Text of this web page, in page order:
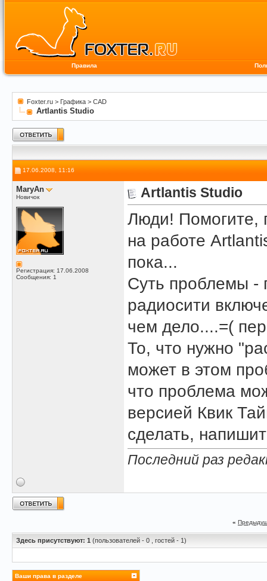
Правила
Foxter.ru > Графика > CAD
Artlantis Studio
17.06.2008, 11:16
MaryAn
Новичок
Регистрация: 17.06.2008
Сообщения: 1
Artlantis Studio
Люди! Помогите,
на работе
пока...
Суть проблемы -
радиосити
чем дело....=(
То, что нужно
может в этом
что проблема
версией Квик
сделать,
Последний раз
«
Здесь присутствуют: 1 (пользователей - 0 , гостей - 1)
Ваши права в разделе